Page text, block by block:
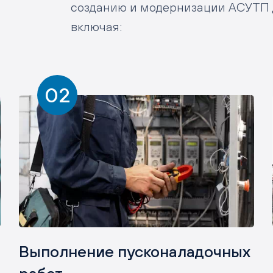
созданию и модернизации АСУТП
включая:
02
Выполнение пусконаладочных